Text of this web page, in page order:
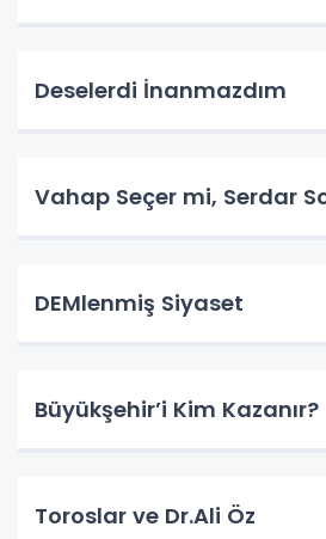
Deselerdi İnanmazdım
Vahap Seçer mi, Serdar
DEMlenmiş Siyaset
Büyükşehir’i Kim Kazanır?
Toroslar ve Dr.Ali Öz